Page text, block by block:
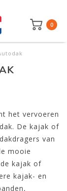
0
het vervoeren
De kajak of
van
mooie
kajak of
kajak- en